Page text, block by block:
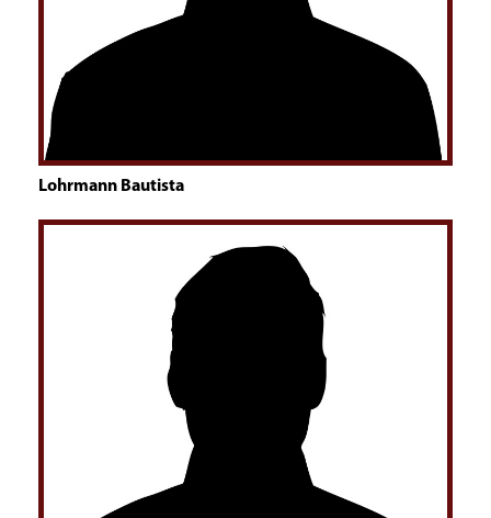
Lohrmann Bautista